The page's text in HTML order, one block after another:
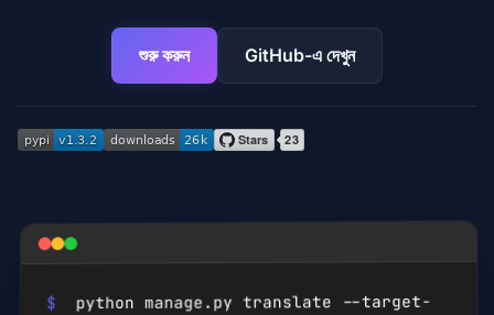
শুরু করুন GitHub-এ দেখুন
$ python manage.py translate --target-